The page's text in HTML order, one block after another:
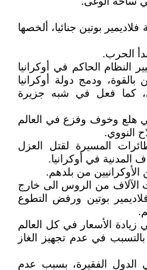
بوتين جنائيا، ألخصها
النظام الحاكم في أوكرانيا
ودمج دولة أوكرانيا
كما فعل في شبه جزيرة
هلع وخوف وفزع في العالم
النووي.
المسيرة لقتل العزل
المدنية في أوكرانيا.
الآلاف من الروس الى خارج
بوتين ورفض التطوع
زيادة الأسعار في كل العالم
في عدم تجهيز الغاز
الفقيرة، بسبب عدم